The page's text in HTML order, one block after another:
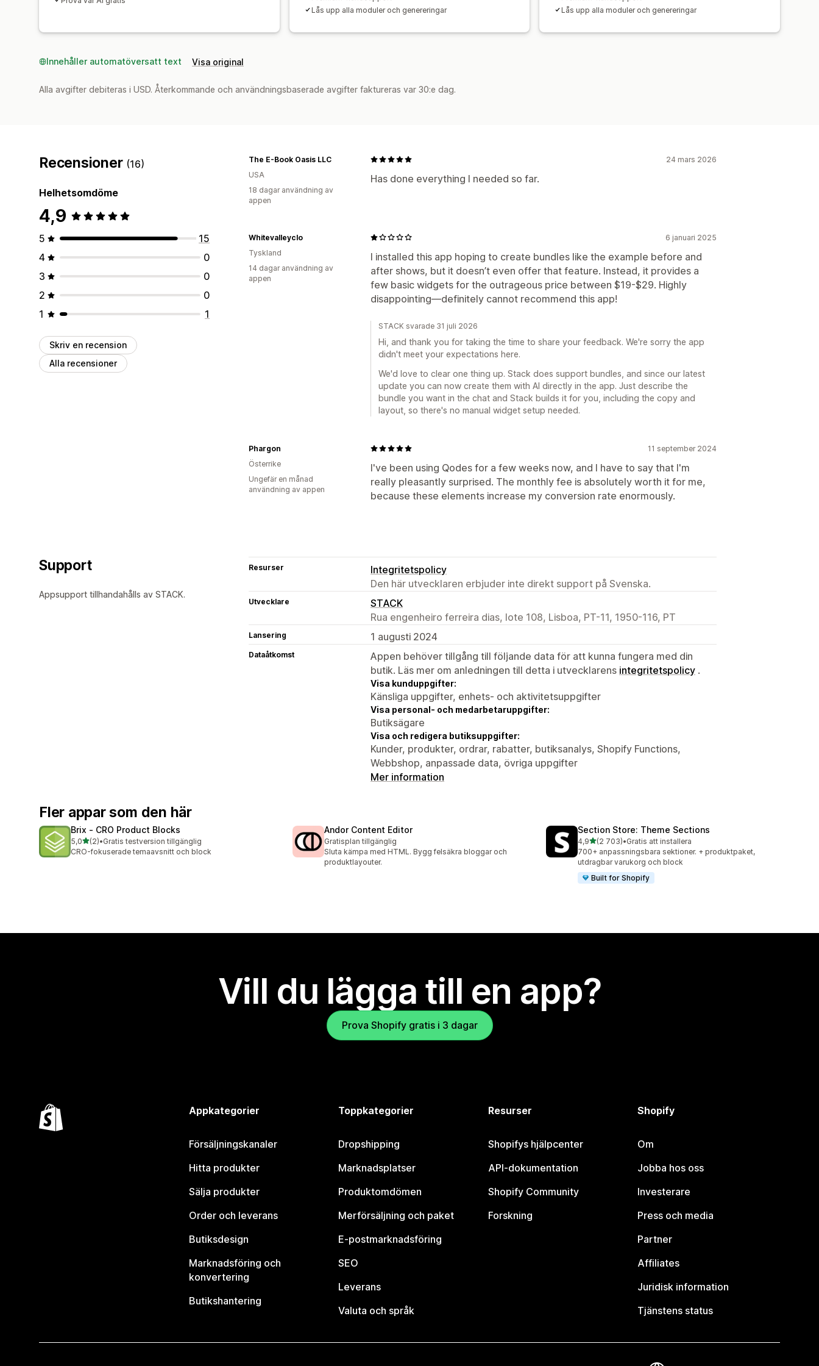
Lås upp alla moduler och genereringar
Lås upp alla moduler och genereringar
Innehåller automatöversatt text Visa original
Alla avgifter debiteras i USD. Återkommande och användningsbaserade avgifter faktureras var 30:e dag.
Recensioner (16)
Helhetsomdöme
4,9
5
15
4
0
3
0
2
0
1
1
Skriv en recension
Alla recensioner
24 mars 2026
Has done everything I needed so far.
The E-Book Oasis LLC
USA
18 dagar användning av
appen
6 januari 2025
I installed this app hoping to create bundles like the example before and
after shows, but it doesn’t even offer that feature. Instead, it provides a
few basic widgets for the outrageous price between $19-$29. Highly
disappointing—definitely cannot recommend this app!
Whitevalleyclo
Tyskland
14 dagar användning av
appen
STACK svarade 31 juli 2026
Hi, and thank you for taking the time to share your feedback. We're sorry the app
didn't meet your expectations here.
We'd love to clear one thing up. Stack does support bundles, and since our latest
update you can now create them with AI directly in the app. Just describe the
bundle you want in the chat and Stack builds it for you, including the copy and
layout, so there's no manual widget setup needed.
11 september 2024
I've been using Qodes for a few weeks now, and I have to say that I'm
really pleasantly surprised. The monthly fee is absolutely worth it for me,
because these elements increase my conversion rate enormously.
Phargon
Österrike
Ungefär en månad
användning av appen
Support
Appsupport tillhandahålls av STACK.
Resurser
Integritetspolicy
Den här utvecklaren erbjuder inte direkt support på Svenska.
Utvecklare
STACK
Rua engenheiro ferreira dias, lote 108, Lisboa, PT-11, 1950-116, PT
Lansering 1 augusti 2024
Dataåtkomst
Appen behöver tillgång till följande data för att kunna fungera med din
butik. Läs mer om anledningen till detta i utvecklarens integritetspolicy .
Visa kunduppgifter:
Känsliga uppgifter, enhets- och aktivitetsuppgifter
Visa personal- och medarbetaruppgifter:
Butiksägare
Visa och redigera butiksuppgifter:
Kunder, produkter, ordrar, rabatter, butiksanalys, Shopify Functions,
Webbshop, anpassade data, övriga uppgifter
Mer information
Fler appar som den här
Brix ‑ CRO Product Blocks
5,0av 5 stjärnor
(2)
2 recensioner totalt
•Gratis testversion tillgänglig
CRO-fokuserade temaavsnitt och block
Andor Content Editor
Gratisplan tillgänglig
Sluta kämpa med HTML. Bygg felsäkra bloggar och
produktlayouter.
Section Store: Theme Sections
4,9av 5 stjärnor
(2 703)
2703 recensioner totalt
•Gratis att installera
700+ anpassningsbara sektioner. + produktpaket,
utdragbar varukorg och block
Built for Shopify
Vill du lägga till en app?
Prova Shopify gratis i 3 dagar
Appkategorier
Försäljningskanaler
Hitta produkter
Sälja produkter
Order och leverans
Butiksdesign
Marknadsföring och
konvertering
Butikshantering
Toppkategorier
Dropshipping
Marknadsplatser
Produktomdömen
Merförsäljning och paket
E-postmarknadsföring
SEO
Leverans
Valuta och språk
Resurser
Shopifys hjälpcenter
API-dokumentation
Shopify Community
Forskning
Shopify
Om
Jobba hos oss
Investerare
Press och media
Partner
Affiliates
Juridisk information
Tjänstens status